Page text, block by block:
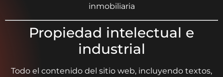
inmobiliaria
Propiedad intelectual e
industrial
Todo el contenido del sitio web, incluyendo textos,